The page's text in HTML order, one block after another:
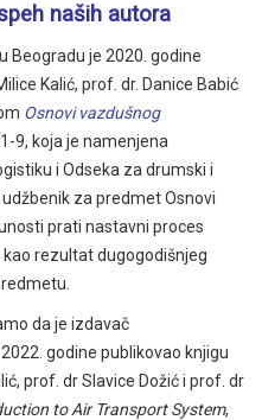
naših autora
Beogradu je 2020. godine
Kalić, prof. dr. Danice Babić
Osnovi vazdušnog
9, koja je namenjena
i Odseka za drumski i
za predmet Osnovi
prati nastavni proces
rezultat dugogodišnjeg
da je izdavač
godine publikovao knjigu
prof. dr Slavice Dožić i prof. dr
to Air Transport System,